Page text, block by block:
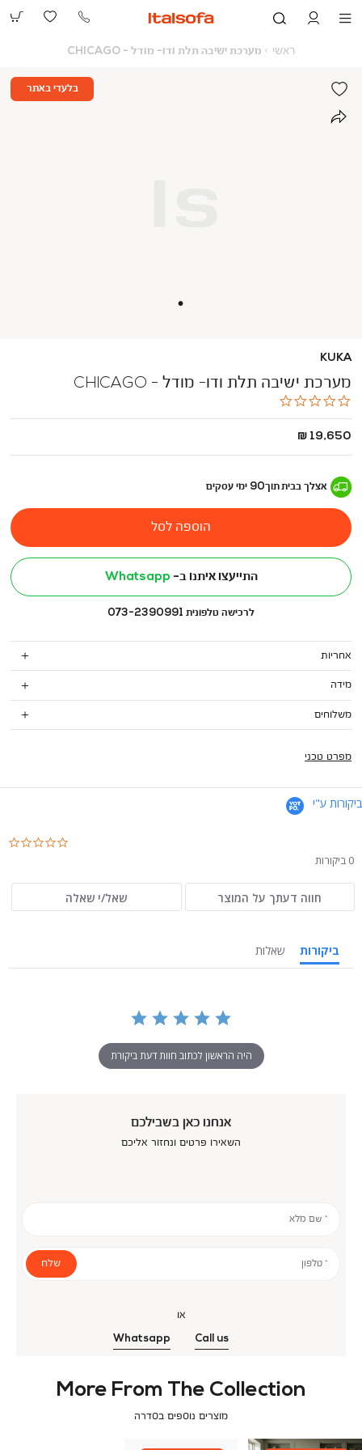
073-
ראשי ראשי
מערכת ישיבה תלת ודו- מודל - CHICAGO
תלת
ודו-
מודל
KUKA
מערכת ישיבה תלת ודו- מודל - CHICAGO
החל
19,650 ₪
אצלך בביתתוך90 ימי עסקים
הוספה לסל
התייעצו איתנו ב- Whatsapp
לרכישה טלפונית 073-2390991
אחריות
מידה
משלוחים
מפרט טכני
בלעדי באתר
ביקורות ע"י
0 ביקורות
חווה דעתך על המוצר שאל/י שאלה
ביקורות שאלות
היה הראשון לכתוב חוות דעת ביקורת
אנחנו כאן בשבילכם
השאירו פרטים ונחזור אליכם
* שם מלא
* טלפון שלח
או
Call us
Whatsapp
More From The Collection
מוצרים נוספים בסדרה